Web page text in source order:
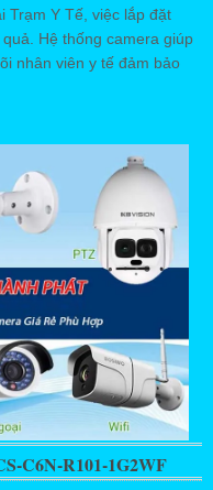
Trạm Y Tế, việc lắp đặt
Hệ thống camera giúp
nhân viên y tế đảm bảo
C6N-R101-1G2WF